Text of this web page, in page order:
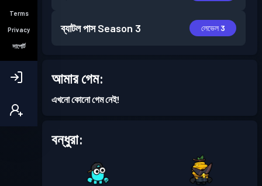
Terms
Privacy
সাপোর্ট
ব্যাটল পাস Season 3 লেভেল 3
আমার গেম:
এখনো কোনো গেম নেই!
বন্ধুরা: